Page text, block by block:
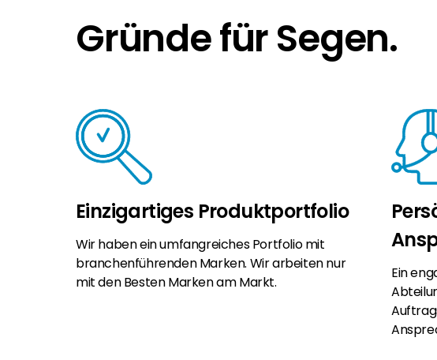
Gründe für Segen.
Einzigartiges Produktportfolio
Wir haben ein umfangreiches Portfolio mit
branchenführenden Marken. Wir arbeiten nur
mit den Besten Marken am Markt.
Ein